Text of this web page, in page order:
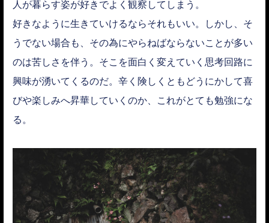
人が暮らす姿が好きでよく観察してしまう。
好きなように生きていけるならそれもいい。しかし、そ
うでない場合も、その為にやらねばならないことが多い
のは苦しさを伴う。そこを面白く変えていく思考回路に
興味が湧いてくるのだ。辛く険しくともどうにかして喜
びや楽しみへ昇華していくのか、これがとても勉強にな
る。